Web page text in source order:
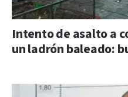
Intento de asalto a
un ladrón baleado: